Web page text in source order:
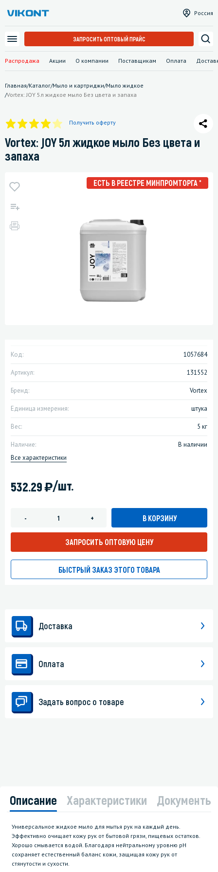
Распродажа Акции О компании Поставщикам Оплата
Россия
ЗАПРОСИТЬ ОПТОВЫЙ ПРАЙС
Главная/Каталог/Мыло и картриджи/Мыло жидкое
/Vortex: JOY 5л жидкое мыло Без цвета и запаха
Получить оферту
Vortex: JOY 5л жидкое мыло Без цвета и
запаха
ЕСТЬ В РЕЕСТРЕ МИНПРОМТОРГА *
Код: 1057684
Артикул: 131552
Бренд: Vortex
Единица измерения: штука
Вес: 5 кг
Наличие:
В наличии
Все характеристики
532.29)/шт.
- + В КОРЗИНУ
ЗАПРОСИТЬ ОПТОВУЮ ЦЕНУ
БЫСТРЫЙ ЗАКАЗ ЭТОГО ТОВАРА
Доставка
Оплата
Задать вопрос о товаре
Описание Характеристики Документы
Универсальное жидкое мыло для мытья рук на каждый день.
Эффективно очищает кожу рук от бытовой грязи, пищевых остатков.
Хорошо смывается водой. Благодаря нейтральному уровню рН
сохраняет естественный баланс кожи, защищая кожу рук от
стянутости и сухости.